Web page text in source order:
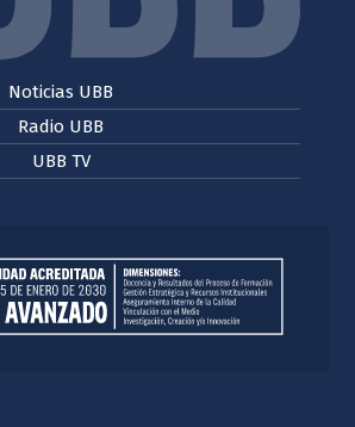
Noticias UBB
Radio UBB
UBB TV